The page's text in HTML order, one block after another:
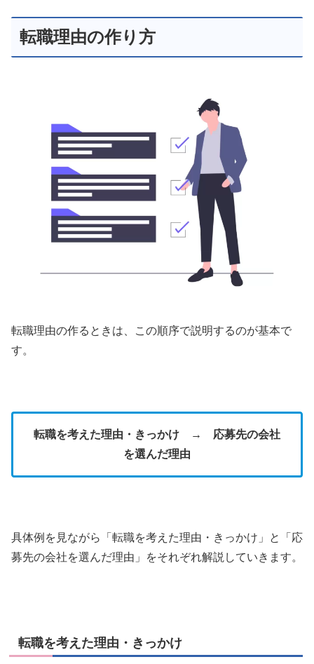
転職理由の作り方
転職理由の作るときは、この順序で説明するのが基本で
す。
転職を考えた理由・きっかけ → 応募先の会社
を選んだ理由
具体例を見ながら「転職を考えた理由・きっかけ」と「応
募先の会社を選んだ理由」をそれぞれ解説していきます。
転職を考えた理由・きっかけ